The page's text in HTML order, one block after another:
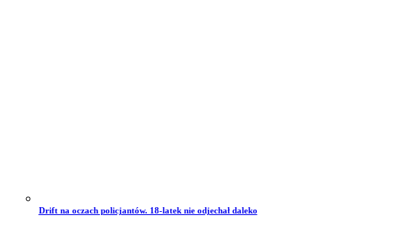
Drift na oczach policjantów. 18-latek nie odjechał daleko